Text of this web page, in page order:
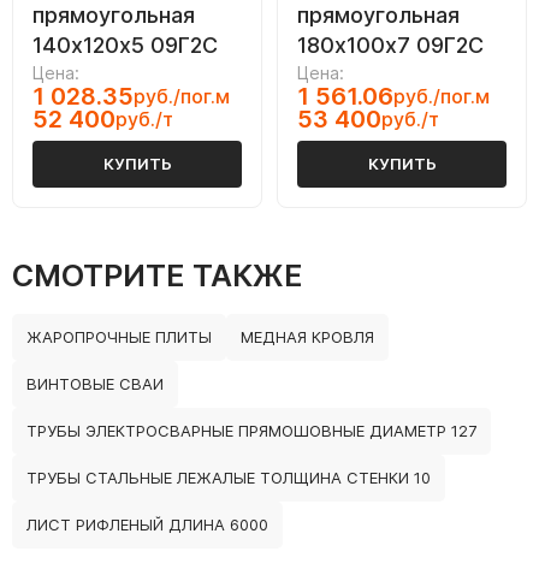
прямоугольная
140х120х5 09Г2С
Цена:
1 028.35руб./пог.м
52 400руб./т
КУПИТЬ
прямоугольная
180х100х7 09Г2С
Цена:
1 561.06руб./пог.м
53 400руб./т
КУПИТЬ
СМОТРИТЕ ТАКЖЕ
ЖАРОПРОЧНЫЕ ПЛИТЫ МЕДНАЯ КРОВЛЯ
ВИНТОВЫЕ СВАИ
ТРУБЫ ЭЛЕКТРОСВАРНЫЕ ПРЯМОШОВНЫЕ ДИАМЕТР 127
ТРУБЫ СТАЛЬНЫЕ ЛЕЖАЛЫЕ ТОЛЩИНА СТЕНКИ 10
ЛИСТ РИФЛЕНЫЙ ДЛИНА 6000